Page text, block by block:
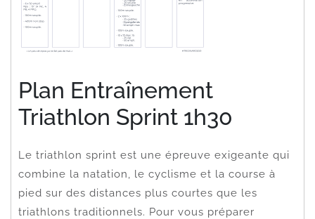
Plan Entraînement
Triathlon Sprint 1h30
Le triathlon sprint est une épreuve exigeante qui
combine la natation, le cyclisme et la course à
pied sur des distances plus courtes que les
triathlons traditionnels. Pour vous préparer